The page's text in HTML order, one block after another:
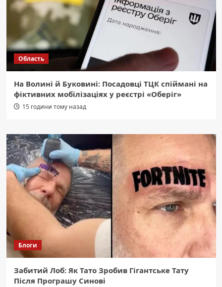
Область
На Волині й Буковині: Посадовці ТЦК спіймані на
фіктивних мобілізаціях у реєстрі «Оберіг»
15 години тому назад
Блоги
Забитий Лоб: Як Тато Зробив Гігантське Тату
Після Програшу Синові